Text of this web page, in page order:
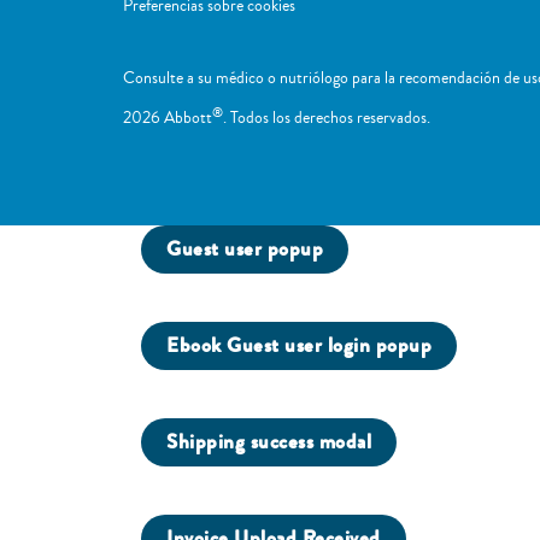
Preferencias sobre cookies
Consulte a su médico o nutriólogo para la recomendación de
2026 Abbott®. Todos los derechos reservados.
Guest user popup
Ebook Guest user login popup
Shipping success modal